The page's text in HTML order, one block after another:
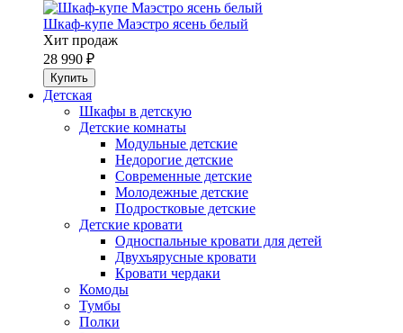
Шкаф-купе Маэстро ясень белый
Хит продаж
28 990 ₽
Детская
Шкафы в детскую
Детские комнаты
Модульные детские
Недорогие детские
Современные детские
Молодежные детские
Подростковые детские
Детские кровати
Односпальные кровати для детей
Двухъярусные кровати
Кровати чердаки
Комоды
Тумбы
Полки